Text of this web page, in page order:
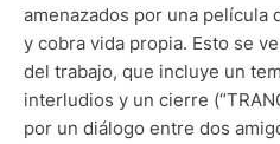
amenazados por una película
y cobra vida propia. Esto se
del trabajo, que incluye un
interludios y un cierre
por un diálogo entre dos